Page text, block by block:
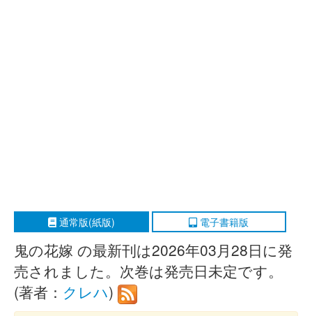
通常版(紙版) 電子書籍版
鬼の花嫁 の最新刊は2026年03月28日に発
売されました。次巻は発売日未定です。
(著者： クレハ)